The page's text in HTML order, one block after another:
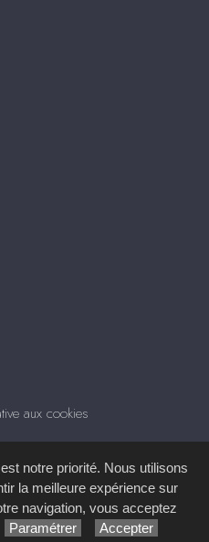
aux cookies
de Contenu (SGC)imagenia, créé et
mémoire d'images.
notre priorité. Nous utilisons
la meilleure expérience sur
navigation, vous acceptez
Paramétrer Accepter